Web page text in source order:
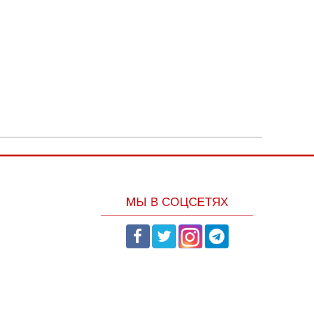
МЫ В СОЦСЕТЯХ